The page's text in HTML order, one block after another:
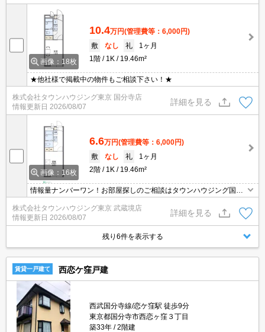
画像：18枚
10.4万円(管理費等：6,000円)
敷
なし 礼
1ヶ月
1階
1K 19.46m²
★他社様で掲載中の物件もご相談下さい！★
株式会社タウンハウジング東京 国分寺店
情報更新日 2026/08/07
詳細を見る
画像：16枚
6.6万円(管理費等：6,000円)
敷
なし 礼
1ヶ月
2階
1K 19.46m²
情報量ナンバーワン！お部屋探しのご相談はタウンハウジング国分
寺店にお任せを！
株式会社タウンハウジング東京 武蔵境店
情報更新日 2026/08/07
詳細を見る
残り6件を表示する
賃貸一戸建て 西恋ケ窪戸建
西武国分寺線/恋ケ窪駅 徒歩9分
東京都国分寺市西恋ヶ窪３丁目
築33年
2階建